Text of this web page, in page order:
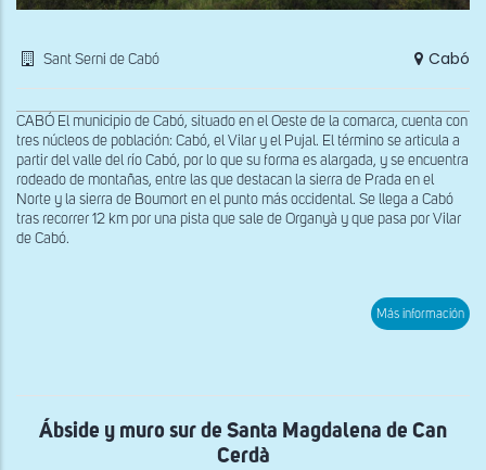
Sant Serni de Cabó Cabó
CABÓ El municipio de Cabó, situado en el Oeste de la comarca, cuenta con
tres núcleos de población: Cabó, el Vilar y el Pujal. El término se articula a
partir del valle del río Cabó, por lo que su forma es alargada, y se encuentra
rodeado de montañas, entre las que destacan la sierra de Prada en el
Norte y la sierra de Boumort en el punto más occidental. Se llega a Cabó
tras recorrer 12 km por una pista que sale de Organyà y que pasa por Vilar
de Cabó.
Más información
Ábside y muro sur de Santa Magdalena de Can
Cerdà